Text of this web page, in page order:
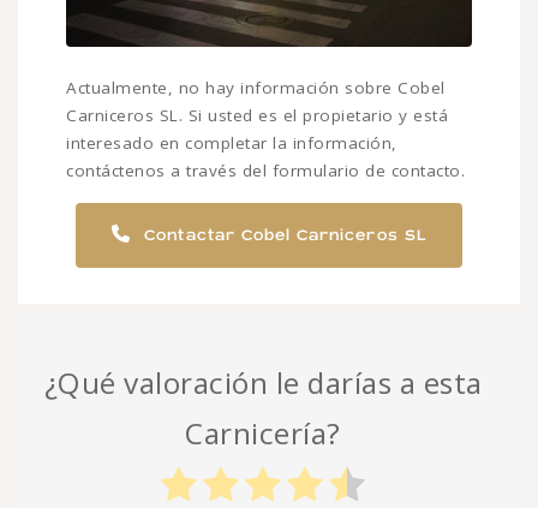
Actualmente, no hay información sobre Cobel
Carniceros SL. Si usted es el propietario y está
interesado en completar la información,
contáctenos a través del formulario de contacto.
Contactar Cobel Carniceros SL
¿Qué valoración le darías a esta
Carnicería?